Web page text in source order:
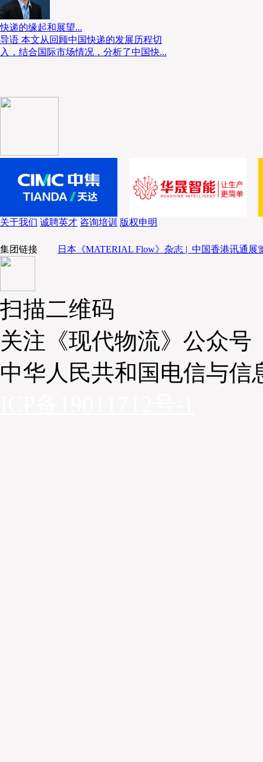
快递的缘起和展望...
导语 本文从回顾中国快递的发展历程切
入，结合国际市场情况，分析了中国快...
关于我们 诚聘英才 咨询培训 版权申明
集团链接 日本《MATERIAL Flow》杂志 | 中国香港讯通展
扫描二维码
关注《现代物流》公众号
中华人民共和国电信与